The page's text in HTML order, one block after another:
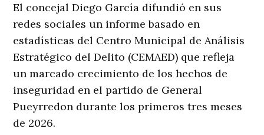
El concejal Diego García difundió en sus
redes sociales un informe basado en
estadísticas del Centro Municipal de Análisis
Estratégico del Delito (CEMAED) que refleja
un marcado crecimiento de los hechos de
inseguridad en el partido de General
Pueyrredon durante los primeros tres meses
de 2026.